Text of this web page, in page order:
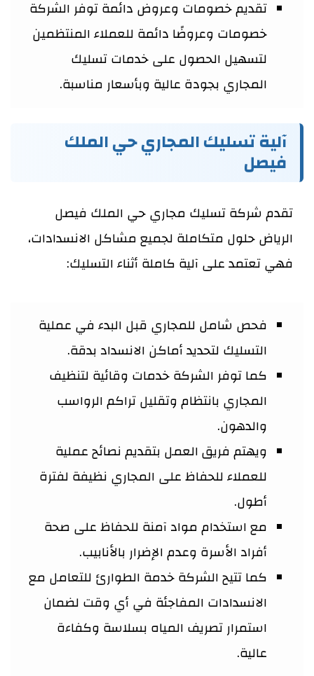
تقديم خصومات وعروض دائمة توفر الشركة
خصومات وعروضًا دائمة للعملاء المنتظمين
لتسهيل الحصول على خدمات تسليك
المجاري بجودة عالية وبأسعار مناسبة.
آلية تسليك المجاري حي الملك
فيصل
تقدم شركة تسليك مجاري حي الملك فيصل
الرياض حلول متكاملة لجميع مشاكل الانسدادات،
فهي تعتمد على آلية كاملة أثناء التسليك:
فحص شامل للمجاري قبل البدء في عملية
التسليك لتحديد أماكن الانسداد بدقة.
كما توفر الشركة خدمات وقائية لتنظيف
المجاري بانتظام وتقليل تراكم الرواسب
والدهون.
ويهتم فريق العمل بتقديم نصائح عملية
للعملاء للحفاظ على المجاري نظيفة لفترة
أطول.
مع استخدام مواد آمنة للحفاظ على صحة
أفراد الأسرة وعدم الإضرار بالأنابيب.
كما تتيح الشركة خدمة الطوارئ للتعامل مع
الانسدادات المفاجئة في أي وقت لضمان
استمرار تصريف المياه بسلاسة وكفاءة
عالية.